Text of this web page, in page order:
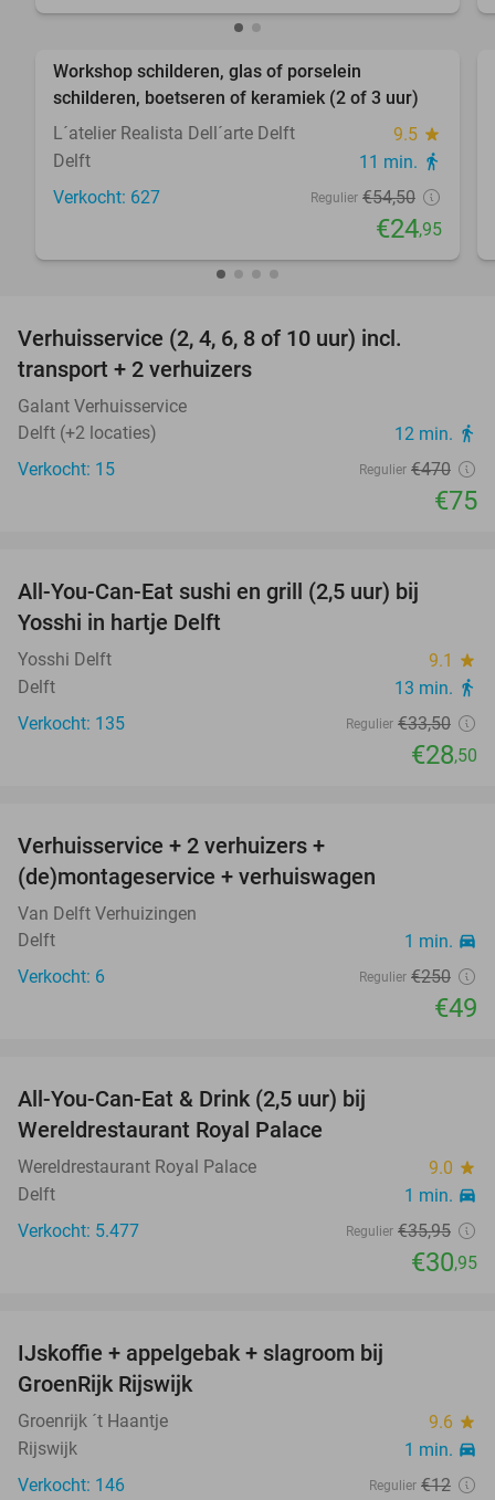
54%
favorite_border
Workshop schilderen, glas of porselein
schilderen, boetseren of keramiek (2 of 3 uur)
L´atelier Realista Dell´arte Delft
9.5 star
Delft 11 min. directions_walk
Verkocht: 627 Regulier €54,50
€24,95
Verhuisservice (2, 4, 6, 8 of 10 uur) incl.
transport + 2 verhuizers
Galant Verhuisservice
Delft (+2 locaties)
12 min. directions_walk
Verkocht: 15 Regulier €470
€75
All-You-Can-Eat sushi en grill (2,5 uur) bij
Yosshi in hartje Delft
Yosshi Delft 9.1 star
Delft 13 min. directions_walk
Verkocht: 135 Regulier €33,50
€28,50
Verhuisservice + 2 verhuizers +
(de)montageservice + verhuiswagen
Van Delft Verhuizingen
Delft
1 min. directions_car
Verkocht: 6 Regulier €250
€49
All-You-Can-Eat & Drink (2,5 uur) bij
Wereldrestaurant Royal Palace
Wereldrestaurant Royal Palace 9.0 star
Delft 1 min. directions_car
Verkocht: 5.477 Regulier €35,95
€30,95
IJskoffie + appelgebak + slagroom bij
GroenRijk Rijswijk
Groenrijk ´t Haantje 9.6 star
Rijswijk 1 min. directions_car
Verkocht: 146 Regulier €12